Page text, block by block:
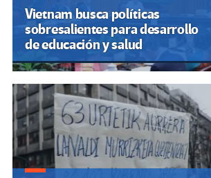
Vietnam busca políticas
sobresalientes para desarrollo
de educación y salud